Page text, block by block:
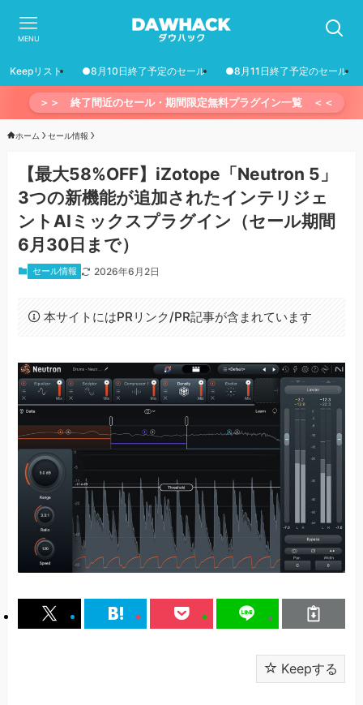
MENU
Keepリスト ●8月10日終了予定のセール ●8月11日終了予定のセール
＞＞ 終了間近のセール・期間限定無料プラグイン一覧 ＜＜
ホーム セール情報
【最大58%OFF】iZotope「Neutron 5」
3つの新機能が追加されたインテリジェ
ントAIミックスプラグイン（セール期間
6月30日まで）
セール情報 2026年6月2日
本サイトにはPRリンク/PR記事が含まれています
Keepする